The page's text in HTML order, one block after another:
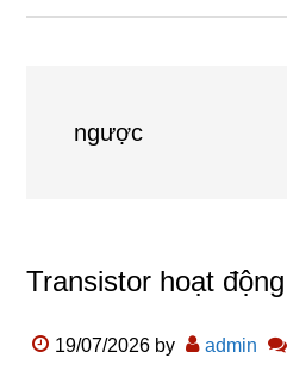
ngược
Transistor hoạt
19/07/2026 by admin